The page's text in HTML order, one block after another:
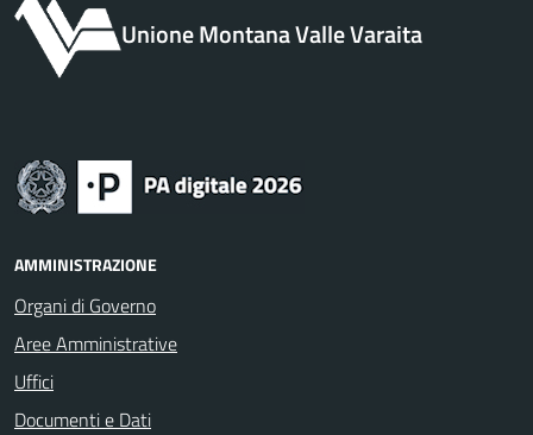
Unione Montana Valle Varaita
AMMINISTRAZIONE
Organi di Governo
Aree Amministrative
Uffici
Documenti e Dati